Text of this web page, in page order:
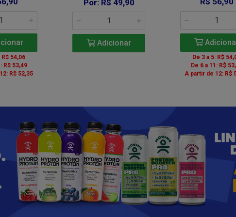
R$ 54,06
R$ 53,49
R$ 52,35
Por: R$ 49,90
Adicionar
De 3 a 5: R$
De 6 a 11: R$
A partir de 12: R$